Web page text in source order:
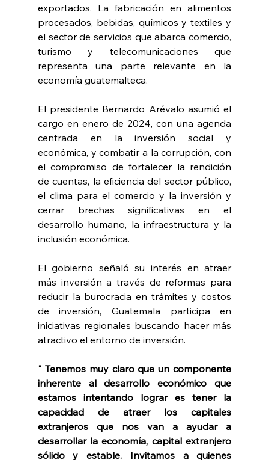
exportados. La fabricación en alimentos
procesados, bebidas, químicos y textiles y
el sector de servicios que abarca comercio,
turismo y telecomunicaciones que
representa una parte relevante en la
economía guatemalteca.
El presidente Bernardo Arévalo asumió el
cargo en enero de 2024, con una agenda
centrada en la inversión social y
económica, y combatir a la corrupción, con
el compromiso de fortalecer la rendición
de cuentas, la eficiencia del sector público,
el clima para el comercio y la inversión y
cerrar brechas significativas en el
desarrollo humano, la infraestructura y la
inclusión económica.
El gobierno señaló su interés en atraer
más inversión a través de reformas para
reducir la burocracia en trámites y costos
de inversión, Guatemala participa en
iniciativas regionales buscando hacer más
atractivo el entorno de inversión.
" Tenemos muy claro que un componente
inherente al desarrollo económico que
estamos intentando lograr es tener la
capacidad de atraer los capitales
extranjeros que nos van a ayudar a
desarrollar la economía, capital extranjero
sólido y estable.
Invitamos a quienes